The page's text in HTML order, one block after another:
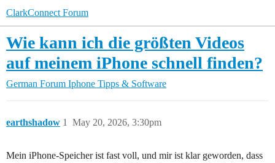
ClarkConnect Forum
Wie kann ich die größten Videos
auf meinem iPhone schnell finden?
German Forum Iphone Tipps & Software
earthshadow May 20, 2026, 3:30pm
1
Mein iPhone-Speicher ist fast voll, und mir ist klar geworden, dass